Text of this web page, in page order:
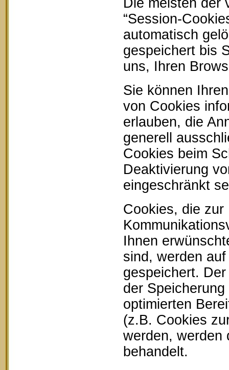
Die meisten der
“Session-
automatisch
gespeichert bis
uns, Ihren
Sie können
von Cookies
erlauben, die
generell
Cookies beim
Deaktivierung
eingeschränkt
Cookies, die zur
Ihnen
sind, werden
gespeichert.
der
optimierten
(z.B. Cookies
werden, werden
behandelt.